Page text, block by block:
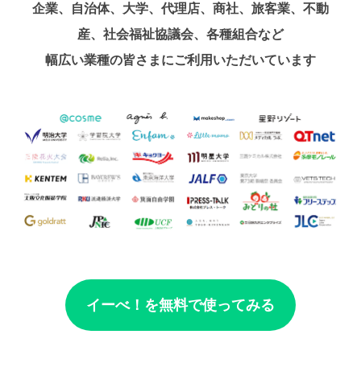
企業、自治体、大学、代理店、商社、旅客業、不動
産、社会福祉協議会、各種組合など
幅広い業種の皆さまにご利用いただいています
イーべ！を無料で使ってみる